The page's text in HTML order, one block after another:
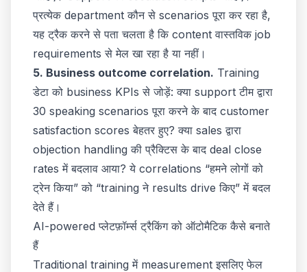
प्रत्येक department कौन से scenarios पूरा कर रहा है,
यह ट्रैक करने से पता चलता है कि content वास्तविक job
requirements से मेल खा रहा है या नहीं।
5. Business outcome correlation. Training
डेटा को business KPIs से जोड़ें: क्या support टीम द्वारा
30 speaking scenarios पूरा करने के बाद customer
satisfaction scores बेहतर हुए? क्या sales द्वारा
objection handling की प्रैक्टिस के बाद deal close
rates में बदलाव आया? ये correlations “हमने लोगों को
ट्रेन किया” को “training ने results drive किए” में बदल
देते हैं।
AI-powered प्लेटफ़ॉर्म्स ट्रैकिंग को ऑटोमैटिक कैसे बनाते
हैं
Traditional training में measurement इसलिए फेल